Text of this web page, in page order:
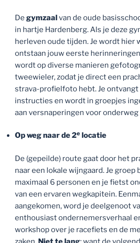
De gymzaalvan de oude
in hartje Hardenberg. Als je deze
herleven oude tijden. Je wordt hier
ontstaan jouw eerste herinneringen
wordt op diverse manieren
tweewieler, zodat je direct een
strava-profielfoto hebt. Je ontvangt
instructies en wordt in groepjes
aan versnaperingen voor
Op weg naar de 2e locatie
De (gepeilde) route gaat door het
naar een lokale wijngaard. Je groep
maximaal 6 personen en je fietst
van een ervaren wegkapitein.
aangekomen, word je deelgenoot
enthousiast ondernemersverhaal
workshop over je racefiets en de